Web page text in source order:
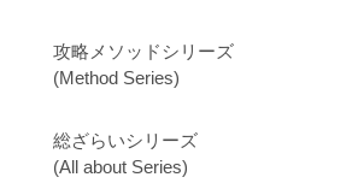
攻略メソッドシリーズ
(Method Series)
総ざらいシリーズ
(All about Series)